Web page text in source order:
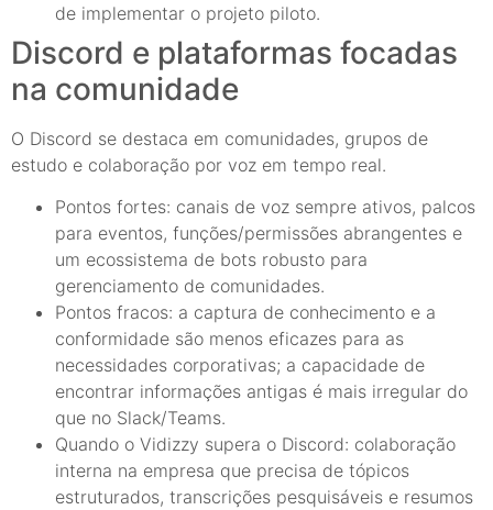
de implementar o projeto piloto.
Discord e plataformas focadas
na comunidade
O Discord se destaca em comunidades, grupos de
estudo e colaboração por voz em tempo real.
Pontos fortes: canais de voz sempre ativos, palcos
para eventos, funções/permissões abrangentes e
um ecossistema de bots robusto para
gerenciamento de comunidades.
Pontos fracos: a captura de conhecimento e a
conformidade são menos eficazes para as
necessidades corporativas; a capacidade de
encontrar informações antigas é mais irregular do
que no Slack/Teams.
Quando o Vidizzy supera o Discord: colaboração
interna na empresa que precisa de tópicos
estruturados, transcrições pesquisáveis e resumos